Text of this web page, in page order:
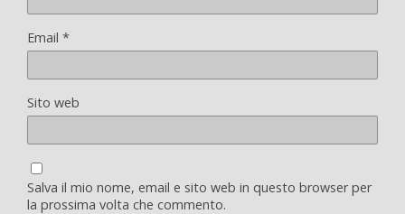
Email *
Sito web
Salva il mio nome, email e sito web in questo browser per
la prossima volta che commento.